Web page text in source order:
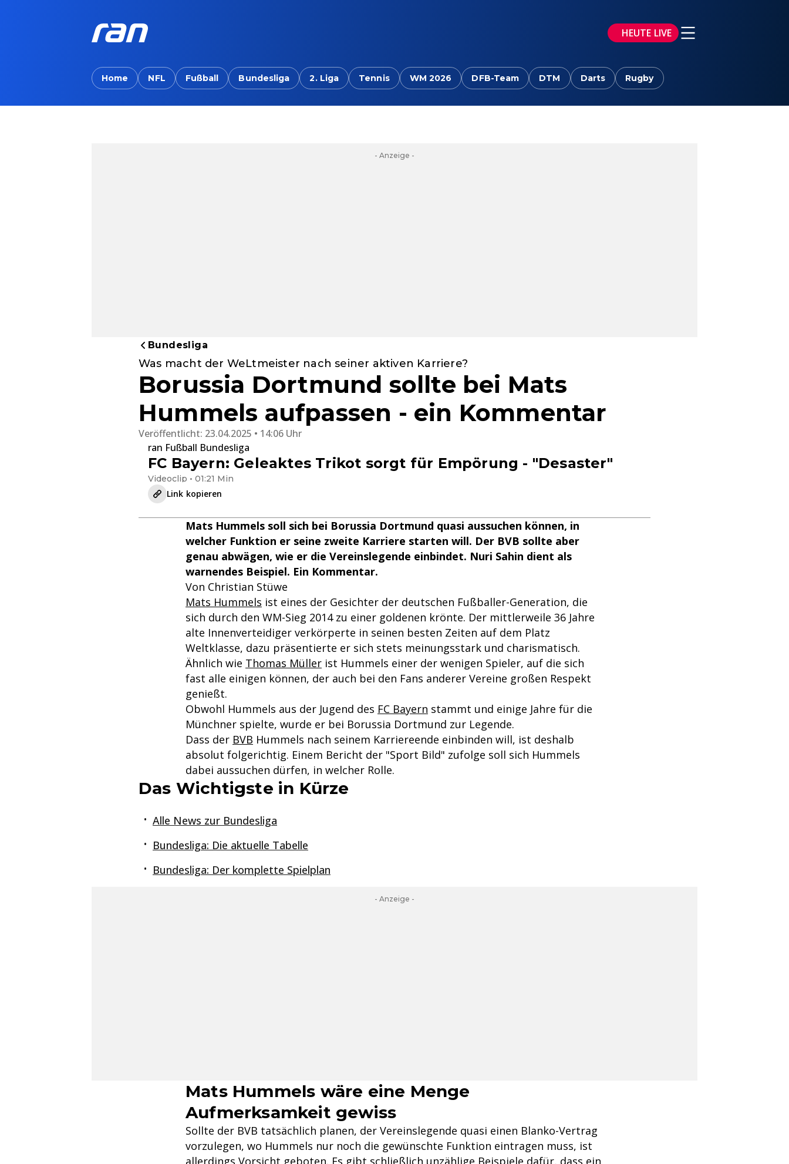
HEUTE LIVE
Home NFL Fußball Bundesliga 2. Liga Tennis WM 2026 DFB-Team DTM Darts Rugby
- Anzeige -
Bundesliga
Was macht der WeLtmeister nach seiner aktiven Karriere?
Borussia Dortmund sollte bei Mats
Hummels aufpassen - ein Kommentar
Veröffentlicht: 23.04.2025 • 14:06 Uhr
ran Fußball Bundesliga
FC Bayern: Geleaktes Trikot sorgt für Empörung - "Desaster"
Videoclip • 01:21 Min
Link kopieren
Mats Hummels soll sich bei Borussia Dortmund quasi aussuchen können, in
welcher Funktion er seine zweite Karriere starten will. Der BVB sollte aber
genau abwägen, wie er die Vereinslegende einbindet. Nuri Sahin dient als
warnendes Beispiel. Ein Kommentar.
Von Christian Stüwe
Mats Hummels ist eines der Gesichter der deutschen Fußballer-Generation, die
sich durch den WM-Sieg 2014 zu einer goldenen krönte. Der mittlerweile 36 Jahre
alte Innenverteidiger verkörperte in seinen besten Zeiten auf dem Platz
Weltklasse, dazu präsentierte er sich stets meinungsstark und charismatisch.
Ähnlich wie Thomas Müller ist Hummels einer der wenigen Spieler, auf die sich
fast alle einigen können, der auch bei den Fans anderer Vereine großen Respekt
genießt.
Obwohl Hummels aus der Jugend des FC Bayern stammt und einige Jahre für die
Münchner spielte, wurde er bei Borussia Dortmund zur Legende.
Dass der BVB Hummels nach seinem Karriereende einbinden will, ist deshalb
absolut folgerichtig. Einem Bericht der "Sport Bild" zufolge soll sich Hummels
dabei aussuchen dürfen, in welcher Rolle.
Das Wichtigste in Kürze
Alle News zur Bundesliga
Bundesliga: Die aktuelle Tabelle
Bundesliga: Der komplette Spielplan
- Anzeige -
Mats Hummels wäre eine Menge
Aufmerksamkeit gewiss
Sollte der BVB tatsächlich planen, der Vereinslegende quasi einen Blanko-Vertrag
vorzulegen, wo Hummels nur noch die gewünschte Funktion eintragen muss, ist
allerdings Vorsicht geboten. Es gibt schließlich unzählige Beispiele dafür, dass ein